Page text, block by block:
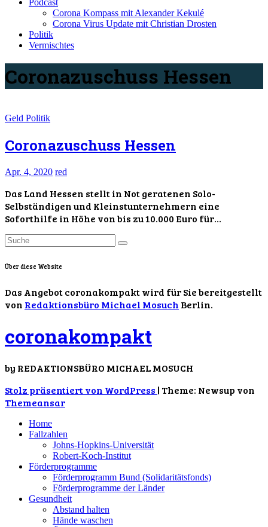
Corona Kompass mit Alexander Kekulé
Corona Virus Update mit Christian Drosten
Politik
Vermischtes
Coronazuschuss Hessen
Geld Politik
Coronazuschuss Hessen
Apr. 4, 2020 red
Das Land Hessen stellt in Not geratenen Solo-
Selbständigen und Kleinstunternehmern eine
Soforthilfe in Höhe von bis zu 10.000 Euro für…
Über diese Website
Das Angebot coronakompakt wird für Sie bereitgestellt
von Redaktionsbüro Michael Mosuch Berlin.
coronakompakt
by REDAKTIONSBÜRO MICHAEL MOSUCH
Stolz präsentiert von WordPress | Theme: Newsup von
Themeansar
Home
Fallzahlen
Johns-Hopkins-Universität
Robert-Koch-Institut
Förderprogramme
Förderprogramm Bund (Solidaritätsfonds)
Förderprogramme der Länder
Gesundheit
Abstand halten
Hände waschen